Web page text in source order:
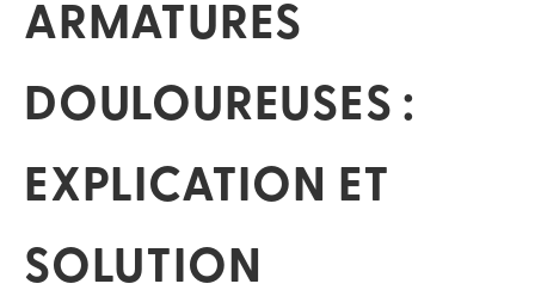
ARMATURES
DOULOUREUSES :
EXPLICATION ET
SOLUTION